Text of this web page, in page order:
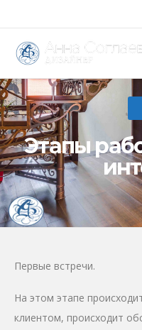
Этапы
Первые встречи.
На этом этапе
клиентом, происходит